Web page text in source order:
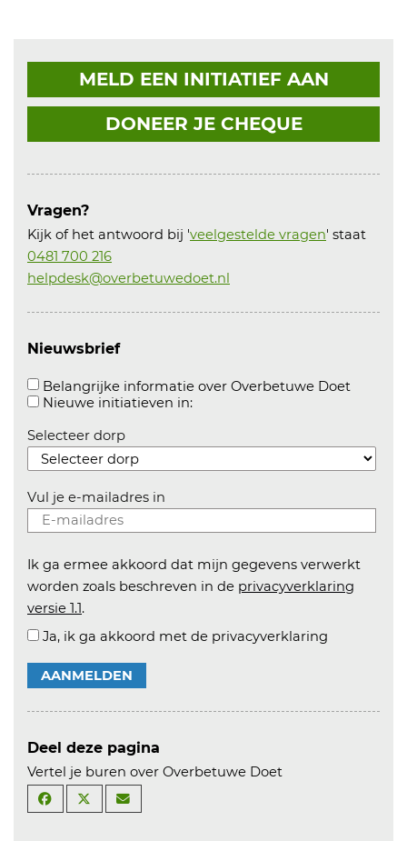
MELD EEN INITIATIEF AAN
DONEER JE CHEQUE
Vragen?
Kijk of het antwoord bij 'veelgestelde vragen' staat
0481 700 216
helpdesk@overbetuwedoet.nl
Nieuwsbrief
Belangrijke informatie over Overbetuwe Doet
Nieuwe initiatieven in:Aanvinken om informatie over
Selecteer dorp
Vul je e-mailadres in
Ik ga ermee akkoord dat mijn gegevens verwerkt
worden zoals beschreven in de privacyverklaring
versie 1.1.
Ja, ik ga akkoord met de privacyverklaring
AANMELDEN
Deel deze pagina
Vertel je buren over Overbetuwe Doet